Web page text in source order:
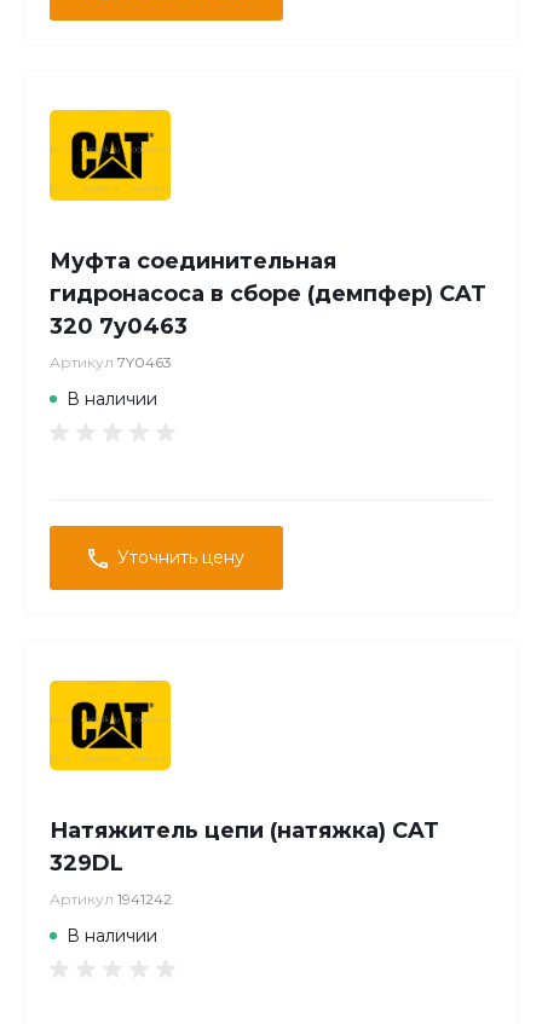
Муфта соединительная
гидронасоса в сборе (демпфер) CAT
320 7y0463
Артикул 7Y0463
В наличии
Уточнить цену
Натяжитель цепи (натяжка) CAT
329DL
Артикул 1941242
В наличии